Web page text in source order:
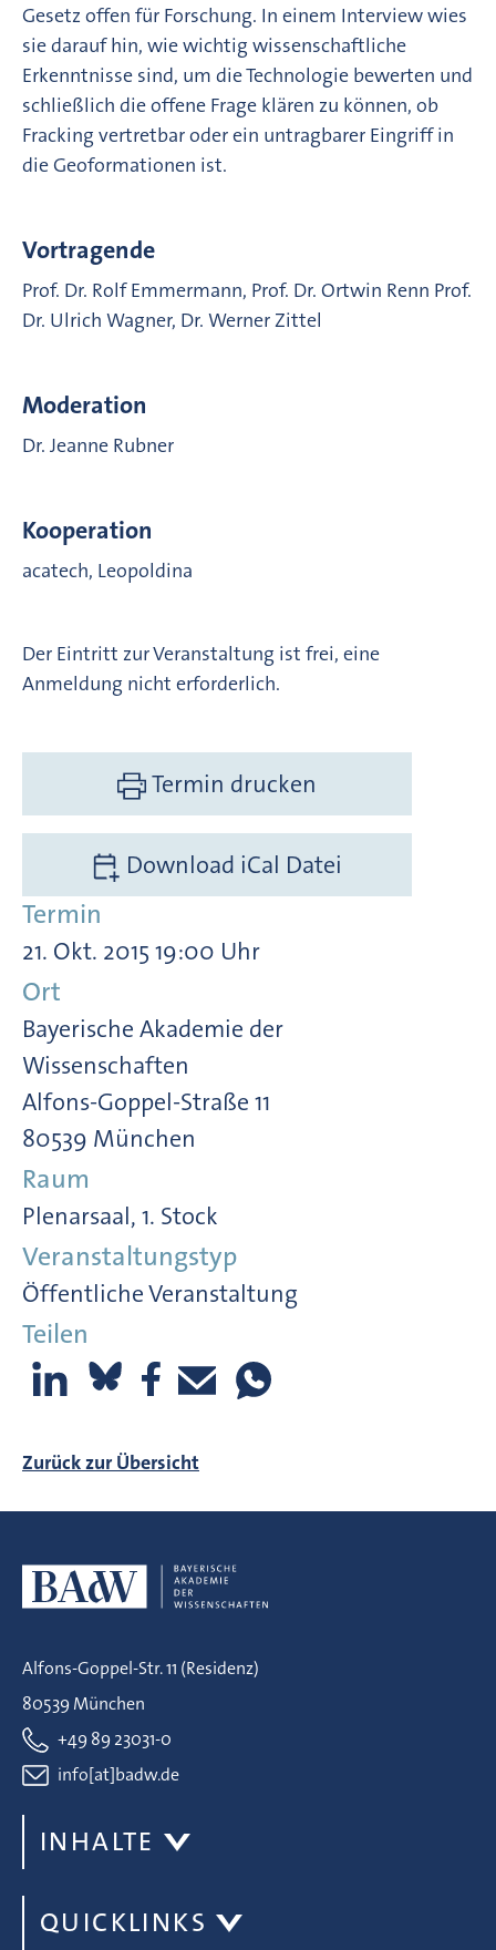
Gesetz offen für Forschung. In einem Interview wies
sie darauf hin, wie wichtig wissenschaftliche
Erkenntnisse sind, um die Technologie bewerten und
schließlich die offene Frage klären zu können, ob
Fracking vertretbar oder ein untragbarer Eingriff in
die Geoformationen ist.
Vortragende
Prof. Dr. Rolf Emmermann, Prof. Dr. Ortwin Renn Prof.
Dr. Ulrich Wagner, Dr. Werner Zittel
Moderation
Dr. Jeanne Rubner
Kooperation
acatech, Leopoldina
Der Eintritt zur Veranstaltung ist frei, eine
Anmeldung nicht erforderlich.
Termin drucken
Download iCal Datei
Termin
21. Okt. 2015 19:00 Uhr
Ort
Bayerische Akademie der
Wissenschaften
Alfons-Goppel-Straße 11
80539 München
Raum
Plenarsaal, 1. Stock
Veranstaltungstyp
Öffentliche Veranstaltung
Teilen
Zurück zur Übersicht
Alfons-Goppel-Str. 11 (Residenz)
80539 München
+49 89 23031-0
info[at]badw.de
INHALTE
QUICKLINKS